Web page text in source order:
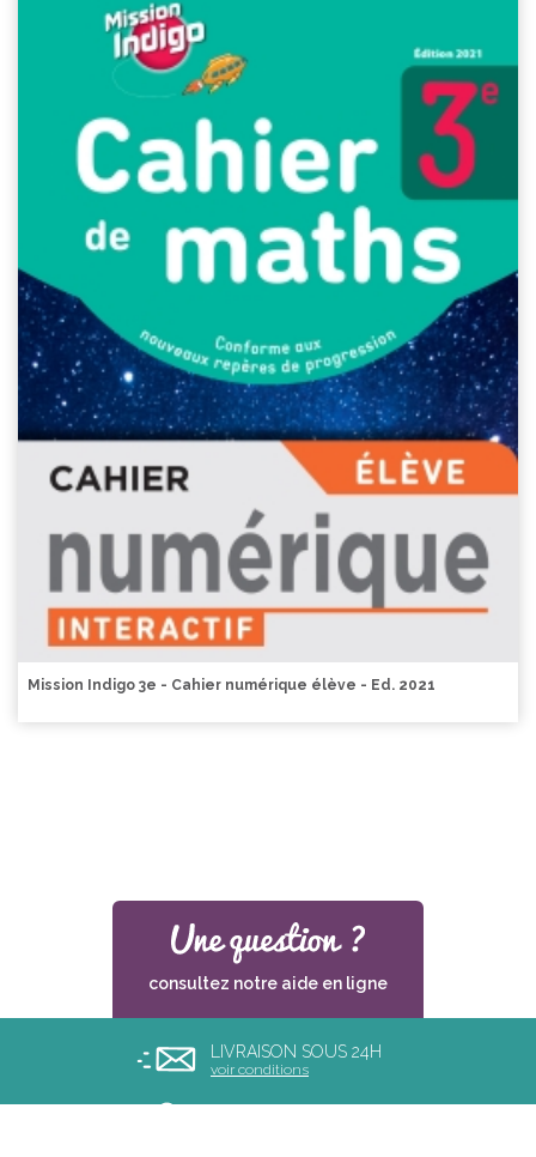
Mission Indigo 3e - Cahier numérique élève - Ed. 2021
LIVRAISON SOUS 24H
voir conditions
consultez notre aide en ligne